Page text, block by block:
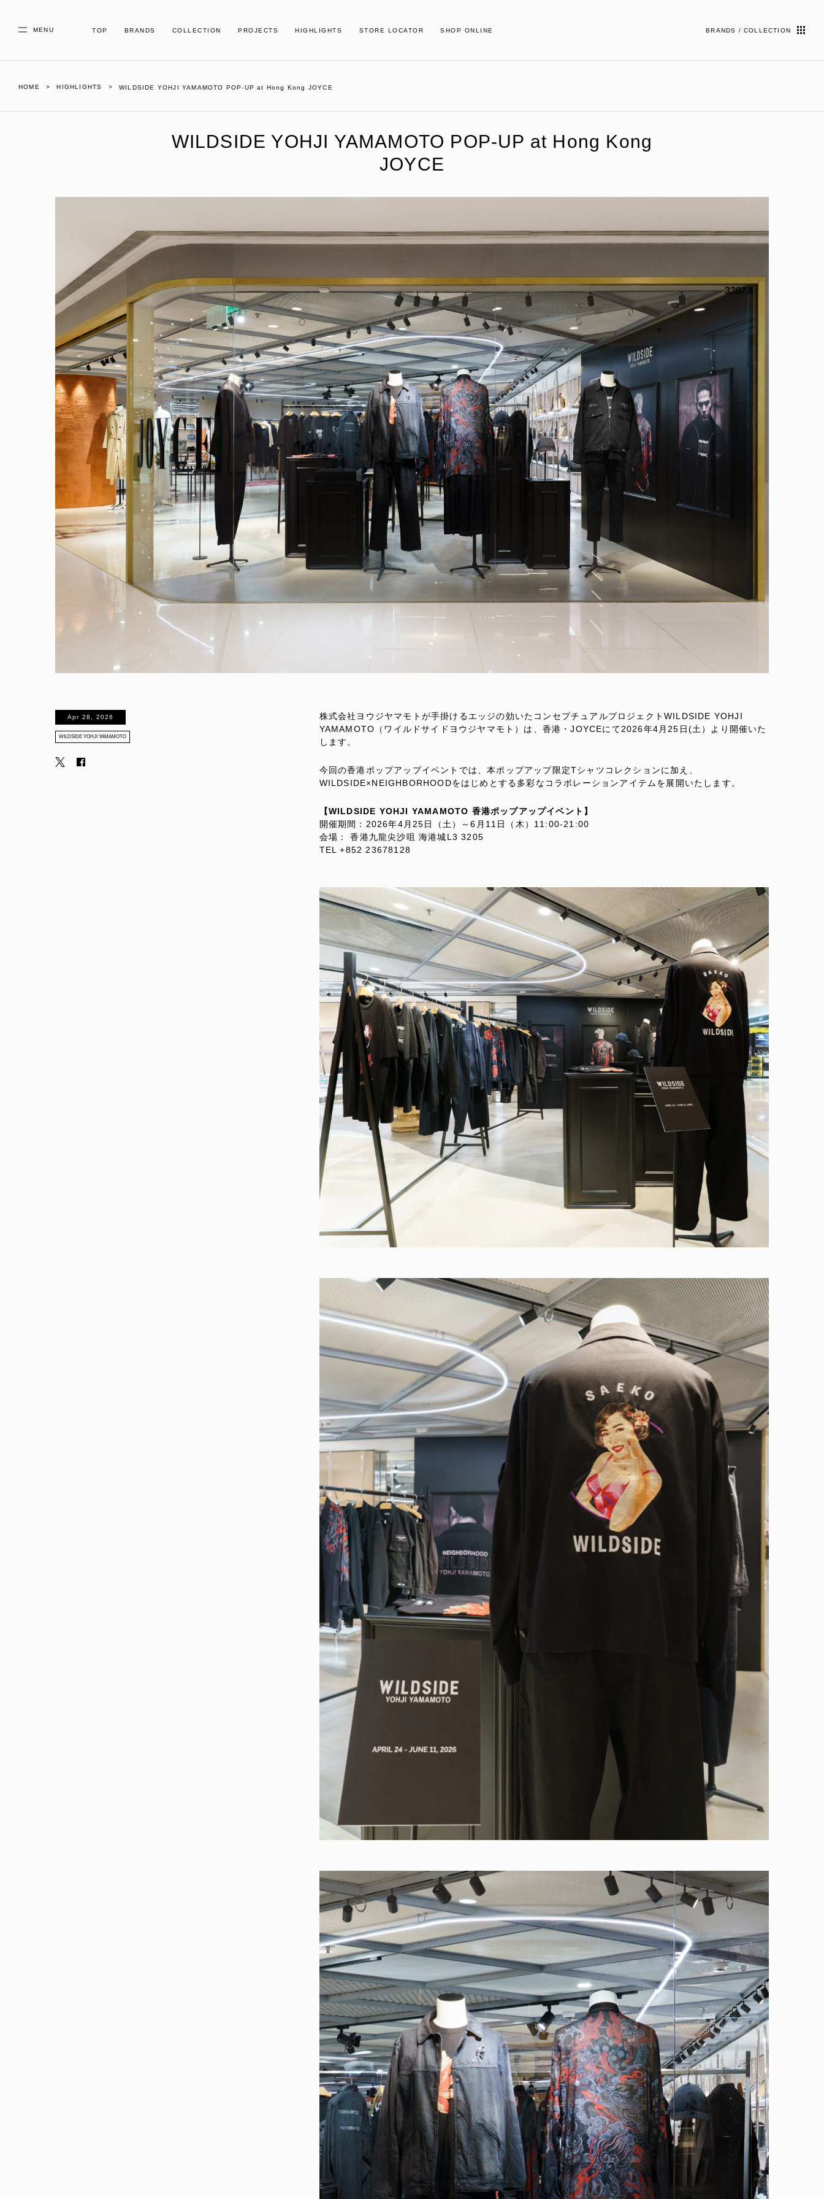
MENU TOP BRANDS COLLECTION PROJECTS HIGHLIGHTS STORE LOCATOR SHOP ONLINE BRANDS / COLLECTION
HOME HIGHLIGHTS WILDSIDE YOHJI YAMAMOTO POP-UP at Hong Kong JOYCE
WILDSIDE YOHJI YAMAMOTO POP-UP at Hong Kong
JOYCE
株式会社ヨウジヤマモトが手掛けるエッジの効いたコンセプチュアルプロジェクトWILDSIDE YOHJI
YAMAMOTO（ワイルドサイドヨウジヤマモト）は、香港・JOYCEにて2026年4月25日(土）より開催いた
します。
今回の香港ポップアップイベントでは、本ポップアップ限定Tシャツコレクションに加え、
WILDSIDE×NEIGHBORHOODをはじめとする多彩なコラボレーションアイテムを展開いたします。
【WILDSIDE YOHJI YAMAMOTO 香港ポップアップイベント】
開催期間：2026年4月25日（土）～6月11日（木）11:00-21:00
会場： 香港九龍尖沙咀 海港城L3 3205
TEL +852 23678128
Apr 28, 2026
WILDSIDE YOHJI YAMAMOTO